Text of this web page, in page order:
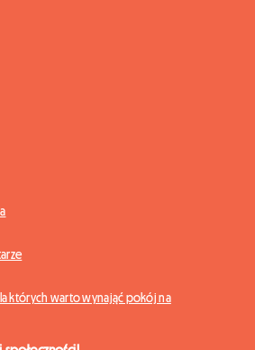
których warto wynająć pokój na